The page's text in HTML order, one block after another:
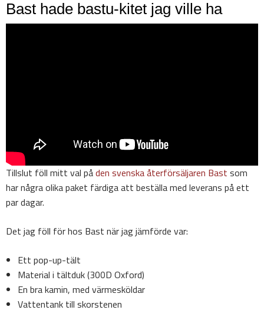
Bast hade bastu-kitet jag ville ha
Tillslut föll mitt val påden svenska återförsäljaren Bast som
har några olika paket färdiga att beställa med leverans på ett
par dagar.
Det jag föll för hos Bast när jag jämförde var:
Ett pop-up-tält
Material i tältduk (300D Oxford)
En bra kamin, med värmesköldar
Vattentank till skorstenen